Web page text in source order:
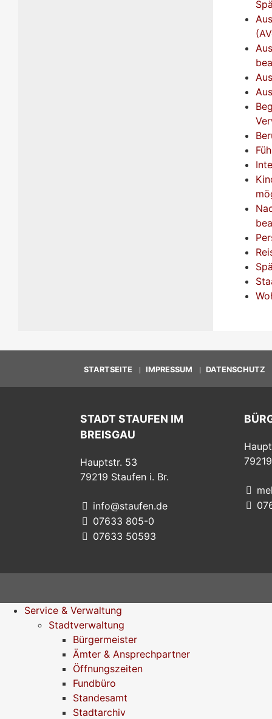
STARTSEITE IMPRESSUM DATENSCHUTZ
STADT STAUFEN IM
BREISGAU
Hauptstr. 53
79219 Staufen i. Br.
info@staufen.de
07633 805-0
07633 50593
79219
Service & Verwaltung
Stadtverwaltung
Bürgermeister
Ämter & Ansprechpartner
Öffnungszeiten
Fundbüro
Standesamt
Stadtarchiv